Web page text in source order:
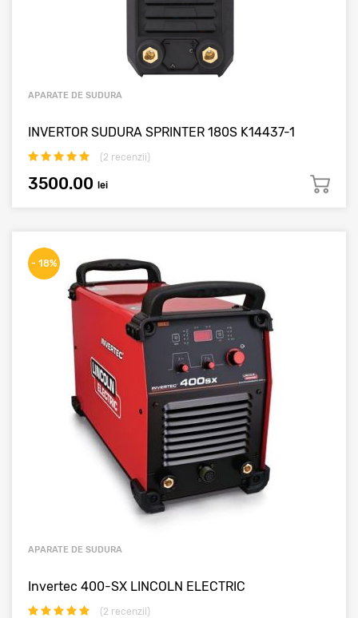
APARATE DE SUDURA
INVERTOR SUDURA SPRINTER 180S K14437-1
(2 recenzii)
3500.00 lei
- 18%
APARATE DE SUDURA
Invertec 400-SX LINCOLN ELECTRIC
(2 recenzii)